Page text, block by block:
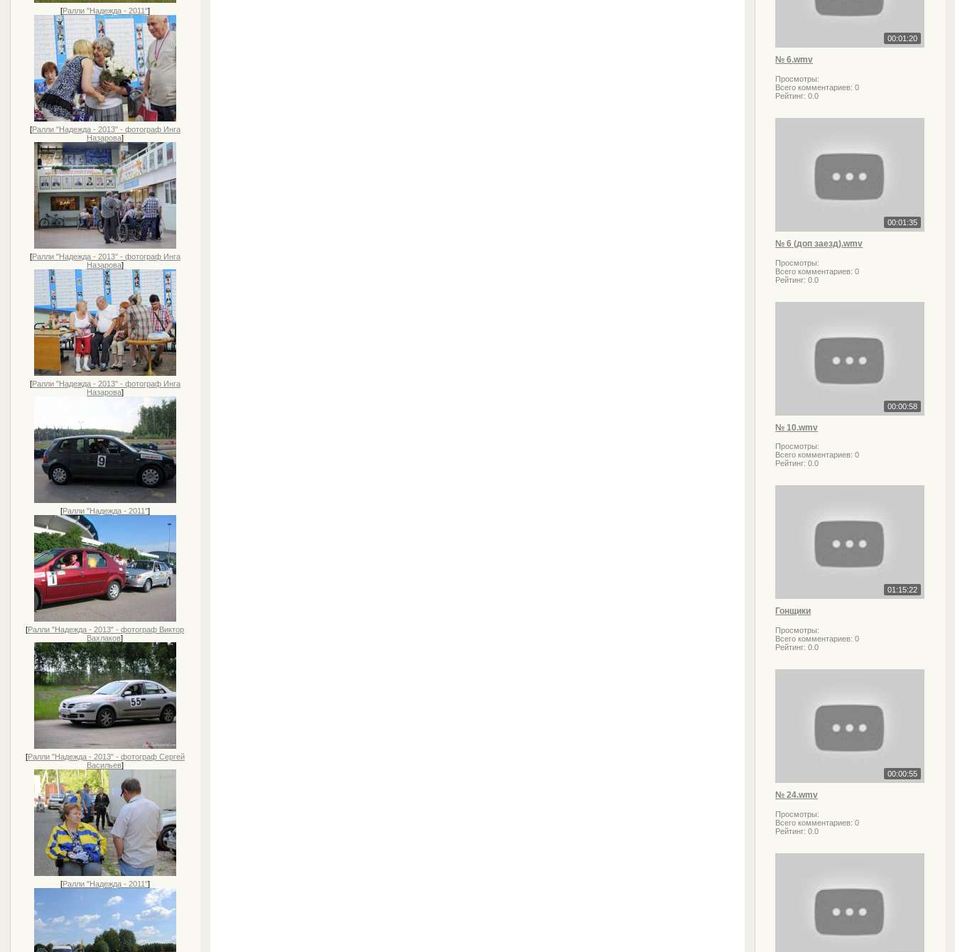
[Ралли "Надежда - 2011"]
[Ралли "Надежда - 2013" - фотограф Инга
Назарова]
[Ралли "Надежда - 2013" - фотограф Инга
Назарова]
[Ралли "Надежда - 2013" - фотограф Инга
Назарова]
[Ралли "Надежда - 2011"]
[Ралли "Надежда - 2013" - фотограф Виктор
Вахлаков]
[Ралли "Надежда - 2013" - фотограф Сергей
Васильев]
[Ралли "Надежда - 2011"]
00:01:20
№ 6.wmv
Просмотры:
Всего комментариев:0
Рейтинг:0.0
00:01:35
№ 6 (доп заезд).wmv
Просмотры:
Всего комментариев:0
Рейтинг:0.0
00:00:58
№ 10.wmv
Просмотры:
Всего комментариев:0
Рейтинг:0.0
01:15:22
Гонщики
Просмотры:
Всего комментариев:0
Рейтинг:0.0
00:00:55
№ 24.wmv
Просмотры:
Всего комментариев:0
Рейтинг:0.0